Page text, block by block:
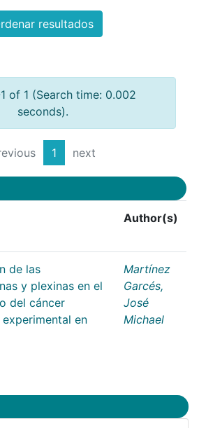
resultados
of 1 (Search time: 0.002
seconds).
1 next
Author(s)
de las
y plexinas en el
del cáncer
en
Martínez
Garcés,
José
Michael